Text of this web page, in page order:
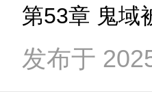
第53章 鬼域
发布于